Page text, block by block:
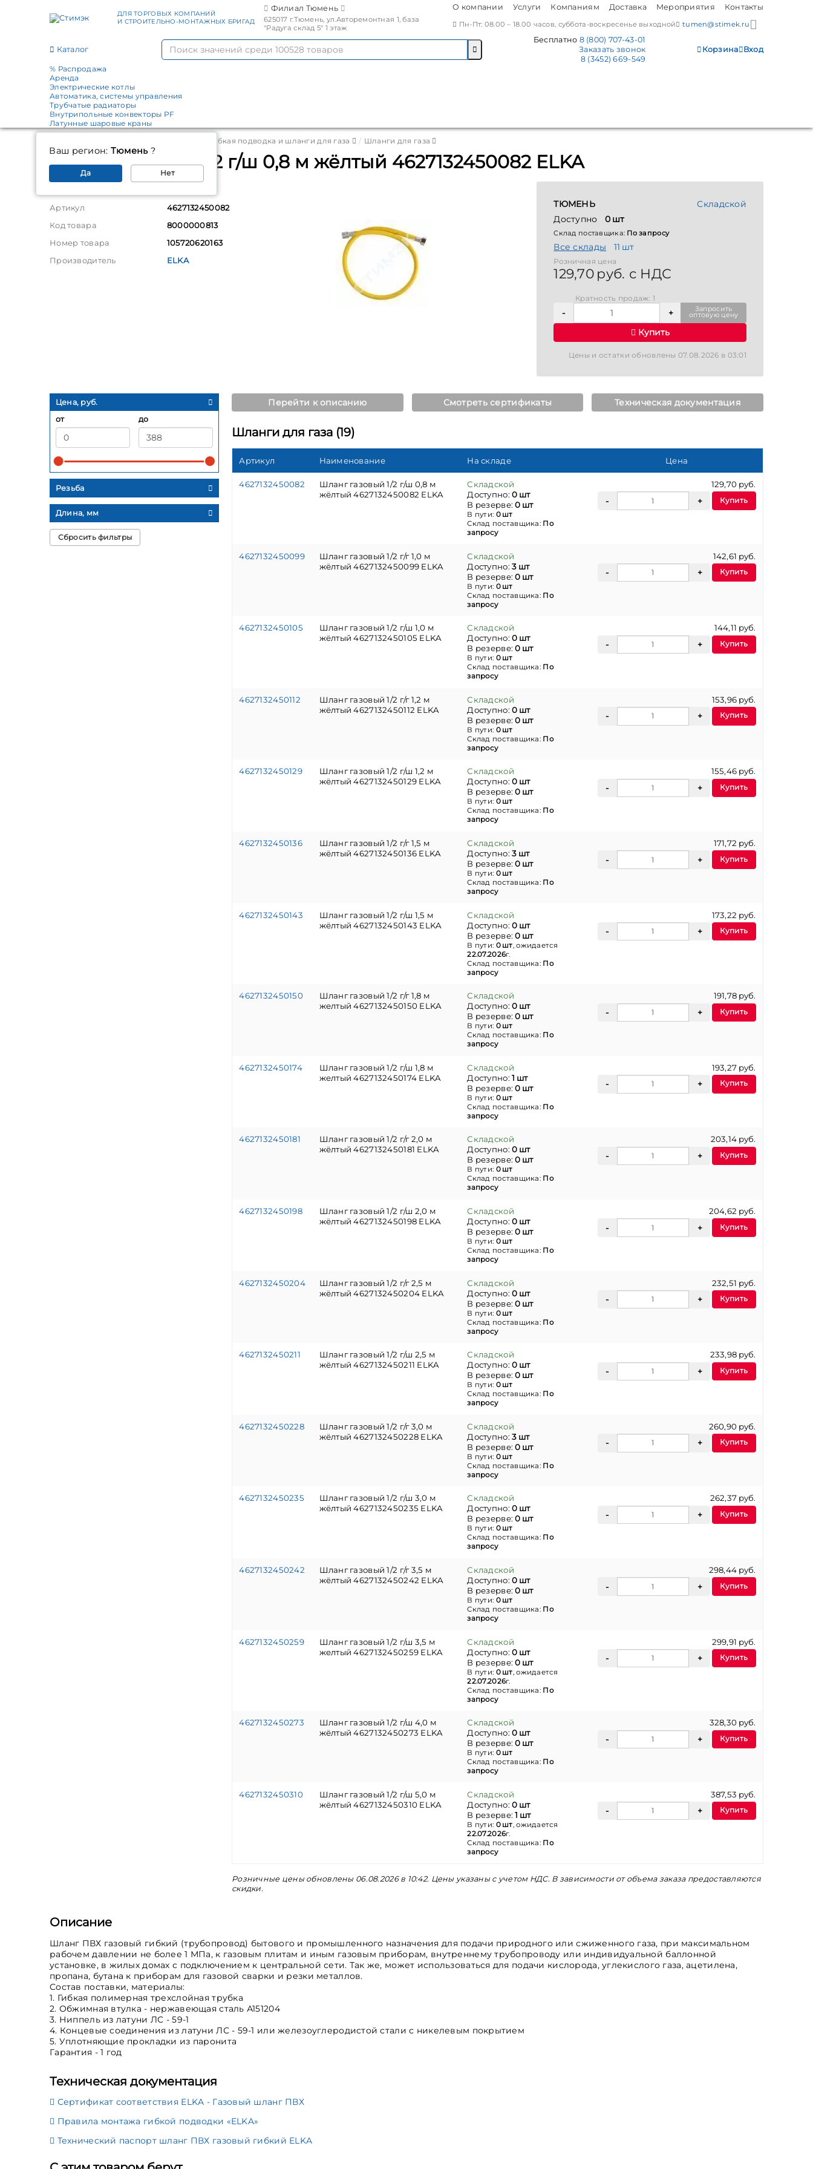
ДЛЯ ТОРГОВЫХ КОМПАНИЙ
И СТРОИТЕЛЬНО-МОНТАЖНЫХ БРИГАД
Филиал Тюмень
625017 г.Тюмень, ул.Авторемонтная 1, база
"Радуга склад 5" 1 этаж
Ваш регион: Тюмень?
Да Нет
О компании Услуги Компаниям Доставка Мероприятия Контакты
Пн-Пт: 08.00 – 18.00 часов, суббота-воскресенье выходной tumen@stimek.ru
Каталог
Бесплатно 8 (800) 707-43-01
Заказать звонок
8 (3452) 669-549
Корзина Вход
% Распродажа
Аренда
Электрические котлы
Автоматика, системы управления
Трубчатые радиаторы
Внутрипольные конвекторы PF
Латунные шаровые краны
Гибкая подводка и шланги для газа Шланги для газа
Шланг газовый 1/2 г/ш 0,8 м жёлтый 4627132450082 ELKA
Артикул
4627132450082
Код товара
8000000813
Номер товара
105720620163
Производитель
ELKA
Складской
ТЮМЕНЬ
Доступно0 шт
Склад поставщика: По запросу
Все склады 11 шт
Розничная цена
129,70 руб. с НДС
Кратность продаж: 1
Запросить
оптовую цену
Купить
Цены и остатки обновлены 07.08.2026 в 03:01
Цена, руб.
от
до
Резьба
Длина, мм
Сбросить фильтры
Перейти к описанию Смотреть сертификаты Техническая документация
Шланги для газа (19)
Артикул Наименование На складе Цена
4627132450082
Шланг газовый 1/2 г/ш 0,8 м
жёлтый 4627132450082 ELKA
Складской
Доступно:0 шт
В резерве:0 шт
В пути: 0 шт
Склад поставщика: По
запросу
129,70 руб.
Купить
4627132450099
Шланг газовый 1/2 г/г 1,0 м
жёлтый 4627132450099 ELKA
Складской
Доступно:3 шт
В резерве:0 шт
В пути: 0 шт
Склад поставщика: По
запросу
142,61 руб.
Купить
4627132450105
Шланг газовый 1/2 г/ш 1,0 м
жёлтый 4627132450105 ELKA
Складской
Доступно:0 шт
В резерве:0 шт
В пути: 0 шт
Склад поставщика: По
запросу
144,11 руб.
Купить
4627132450112
Шланг газовый 1/2 г/г 1,2 м
жёлтый 4627132450112 ELKA
Складской
Доступно:0 шт
В резерве:0 шт
В пути: 0 шт
Склад поставщика: По
запросу
153,96 руб.
Купить
4627132450129
Шланг газовый 1/2 г/ш 1,2 м
жёлтый 4627132450129 ELKA
Складской
Доступно:0 шт
В резерве:0 шт
В пути: 0 шт
Склад поставщика: По
запросу
155,46 руб.
Купить
4627132450136
Шланг газовый 1/2 г/г 1,5 м
жёлтый 4627132450136 ELKA
Складской
Доступно:3 шт
В резерве:0 шт
В пути: 0 шт
Склад поставщика: По
запросу
171,72 руб.
Купить
4627132450143
Шланг газовый 1/2 г/ш 1,5 м
жёлтый 4627132450143 ELKA
Складской
Доступно:0 шт
В резерве:0 шт
В пути: 0 шт , ожидается
22.07.2026г.
Склад поставщика: По
запросу
173,22 руб.
Купить
4627132450150
Шланг газовый 1/2 г/г 1,8 м
желтый 4627132450150 ELKA
Складской
Доступно:0 шт
В резерве:0 шт
В пути: 0 шт
Склад поставщика: По
запросу
191,78 руб.
Купить
4627132450174
Шланг газовый 1/2 г/ш 1,8 м
желтый 4627132450174 ELKA
Складской
Доступно:1 шт
В резерве:0 шт
В пути: 0 шт
Склад поставщика: По
запросу
193,27 руб.
Купить
4627132450181
Шланг газовый 1/2 г/г 2,0 м
жёлтый 4627132450181 ELKA
Складской
Доступно:0 шт
В резерве:0 шт
В пути: 0 шт
Склад поставщика: По
запросу
203,14 руб.
Купить
4627132450198
Шланг газовый 1/2 г/ш 2,0 м
жёлтый 4627132450198 ELKA
Складской
Доступно:0 шт
В резерве:0 шт
В пути: 0 шт
Склад поставщика: По
запросу
204,62 руб.
Купить
4627132450204
Шланг газовый 1/2 г/г 2,5 м
жёлтый 4627132450204 ELKA
Складской
Доступно:0 шт
В резерве:0 шт
В пути: 0 шт
Склад поставщика: По
запросу
232,51 руб.
Купить
4627132450211
Шланг газовый 1/2 г/ш 2,5 м
жёлтый 4627132450211 ELKA
Складской
Доступно:0 шт
В резерве:0 шт
В пути: 0 шт
Склад поставщика: По
запросу
233,98 руб.
Купить
4627132450228
Шланг газовый 1/2 г/г 3,0 м
жёлтый 4627132450228 ELKA
Складской
Доступно:3 шт
В резерве:0 шт
В пути: 0 шт
Склад поставщика: По
запросу
260,90 руб.
Купить
4627132450235
Шланг газовый 1/2 г/ш 3,0 м
жёлтый 4627132450235 ELKA
Складской
Доступно:0 шт
В резерве:0 шт
В пути: 0 шт
Склад поставщика: По
запросу
262,37 руб.
Купить
4627132450242
Шланг газовый 1/2 г/г 3,5 м
жёлтый 4627132450242 ELKA
Складской
Доступно:0 шт
В резерве:0 шт
В пути: 0 шт
Склад поставщика: По
запросу
298,44 руб.
Купить
4627132450259
Шланг газовый 1/2 г/ш 3,5 м
желтый 4627132450259 ELKA
Складской
Доступно:0 шт
В резерве:0 шт
В пути: 0 шт , ожидается
22.07.2026г.
Склад поставщика: По
запросу
299,91 руб.
Купить
4627132450273
Шланг газовый 1/2 г/ш 4,0 м
жёлтый 4627132450273 ELKA
Складской
Доступно:0 шт
В резерве:0 шт
В пути: 0 шт
Склад поставщика: По
запросу
328,30 руб.
Купить
4627132450310
Шланг газовый 1/2 г/ш 5,0 м
жёлтый 4627132450310 ELKA
Складской
Доступно:0 шт
В резерве:1 шт
В пути: 0 шт , ожидается
22.07.2026г.
Склад поставщика: По
запросу
387,53 руб.
Купить
Розничные цены обновлены 06.08.2026 в 10:42. Цены указаны с учетом НДС. В зависимости от объема заказа предоставляются
скидки.
Описание
Шланг ПВХ газовый гибкий (трубопровод) бытового и промышленного назначения для подачи природного или сжиженного газа, при максимальном
рабочем давлении не более 1 МПа, к газовым плитам и иным газовым приборам, внутреннему трубопроводу или индивидуальной баллонной
установке, в жилых домах с подключением к центральной сети. Так же, может использоваться для подачи кислорода, углекислого газа, ацетилена,
пропана, бутана к приборам для газовой сварки и резки металлов.
Состав поставки, материалы:
1. Гибкая полимерная трехслойная трубка
2. Обжимная втулка - нержавеющая сталь А151204
3. Ниппель из латуни ЛС - 59-1
4. Концевые соединения из латуни ЛС - 59-1 или железоуглеродистой стали с никелевым покрытием
5. Уплотняющие прокладки из паронита
Гарантия - 1 год
Техническая документация
Сертификат соответствия ELKA - Газовый шланг ПВХ
Правила монтажа гибкой подводки «ELKA»
Технический паспорт шланг ПВХ газовый гибкий ELKA